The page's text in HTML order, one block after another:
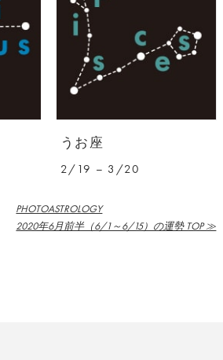
うお座
2/19 – 3/20
PHOTOASTROLOGY
2020年6月前半（6/1～6/15）の運勢 TOP ≫